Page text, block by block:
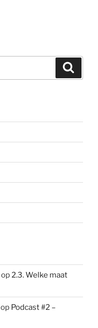
op2.3. Welke maat
op Podcast #2 –